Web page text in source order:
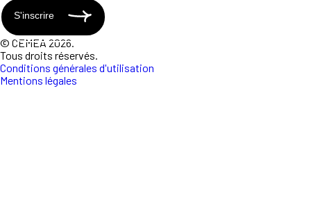
S'inscrire
© CEMEA 2026.
Tous droits réservés.
Conditions générales d'utilisation
Mentions légales